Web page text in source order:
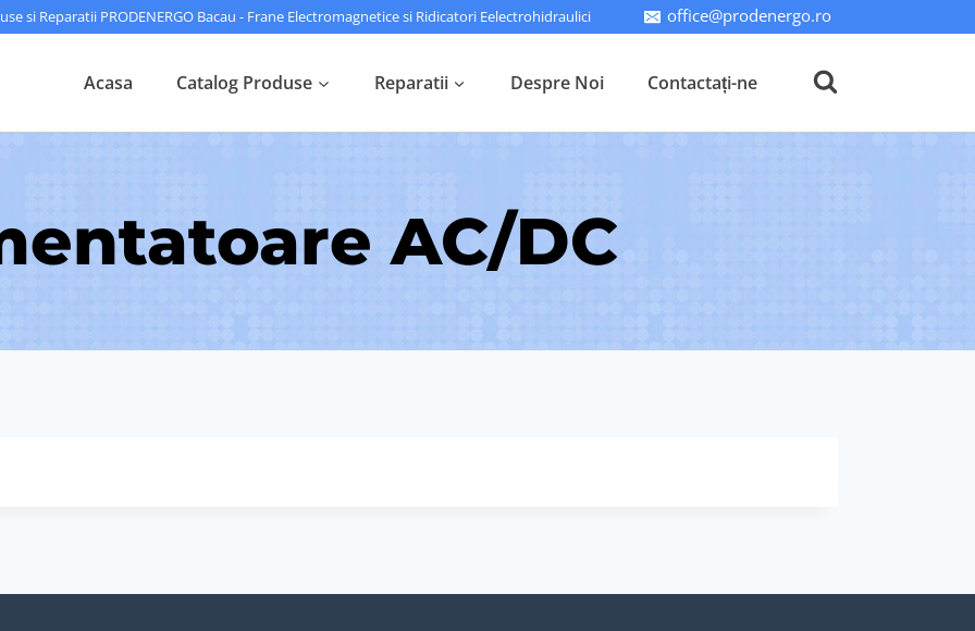
si Reparatii PRODENERGO Bacau - Frane Electromagnetice si Ridicatori Eelectrohidraulici office@prodenergo.ro
Acasa Catalog Produse Reparatii Despre Noi Contactați-ne
AC/DC